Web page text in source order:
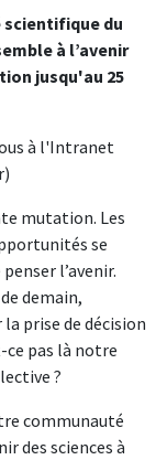
du
à l’avenir
jusqu'au 25
à l'Intranet
mutation. Les
se
l’avenir.
demain,
prise de décision
ce pas là notre
?
communauté
des sciences à